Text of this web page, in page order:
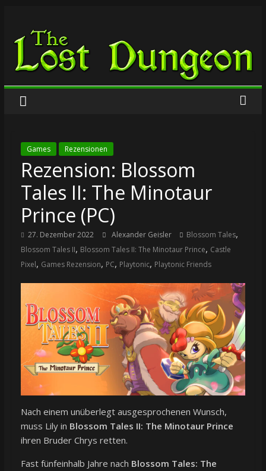
springen
The
Lost
Dungeon
Games Rezensionen
Rezension: Blossom
Tales II: The Minotaur
Prince (PC)
27. Dezember 2022 Alexander Geisler Blossom Tales,
Blossom Tales II, Blossom Tales II: The Minotaur Prince, Castle
Pixel, Games Rezension, PC, Playtonic, Playtonic Friends
Nach einem unüberlegt ausgesprochenen Wunsch,
muss Lily in Blossom Tales II: The Minotaur Prince
ihren Bruder Chrys retten.
Fast fünfeinhalb Jahre nach Blossom Tales: The